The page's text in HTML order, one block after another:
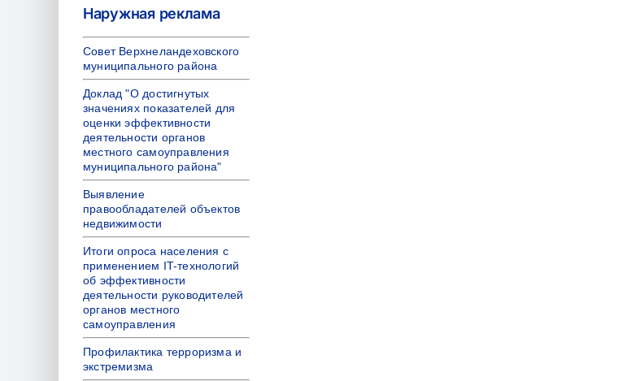
Наружная реклама
Совет Верхнеландеховского
муниципального района
Доклад "О достигнутых
значениях показателей для
оценки эффективности
деятельности органов
местного самоуправления
муниципального района"
Выявление
правообладателей объектов
недвижимости
Итоги опроса населения с
применением IT-технологий
об эффективности
деятельности руководителей
органов местного
самоуправления
Профилактика терроризма и
экстремизма